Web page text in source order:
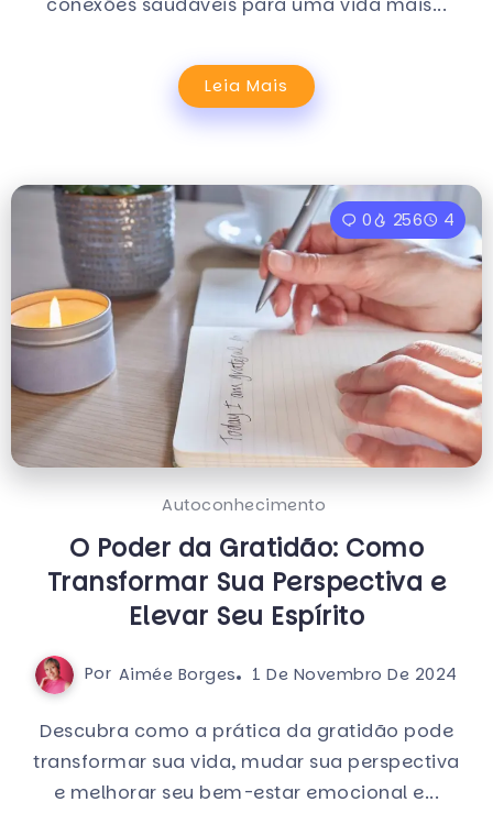
Leia Mais
0 256 4
Autoconhecimento
O Poder da Gratidão: Como
Transformar Sua Perspectiva e
Elevar Seu Espírito
Por Aimée Borges 1 De Novembro De 2024
Descubra como a prática da gratidão pode
transformar sua vida, mudar sua perspectiva
e melhorar seu bem-estar emocional e...